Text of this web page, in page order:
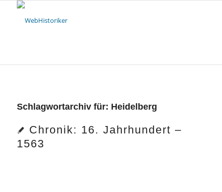
Schlagwortarchiv für: Heidelberg
Chronik: 16. Jahrhundert –
1563